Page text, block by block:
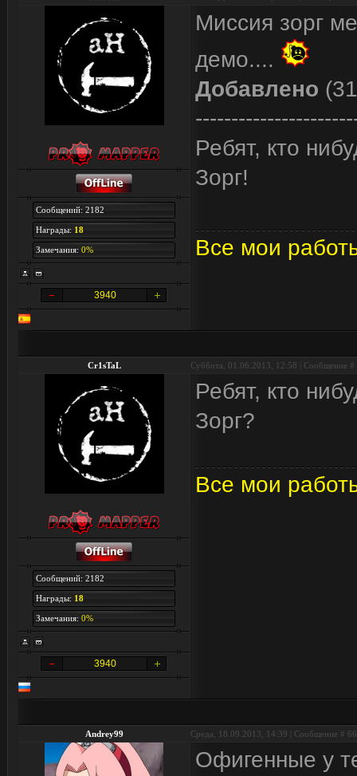
Сообщений: 2182
Награды: 18
Замечания: 0%
3940
Миссия зорг
демо....
Добавлено
Ребят, кто
Зорг!
Все мои
Cr1sTaL Суббота, 01.06.2013, 12:58 | Сообщение #
Сообщений: 2182
Награды: 18
Замечания: 0%
3940
Ребят, кто
Зорг?
Все мои
Andrey99 Среда, 18.09.2013, 14:39 | Сообщение # 66
Офигенные у